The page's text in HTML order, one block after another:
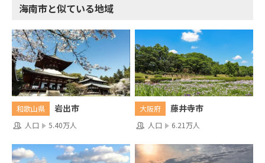
海南市と似ている地域
和歌山県 岩出市
人口 5.40万人
大阪府 藤井寺市
人口 6.21万人